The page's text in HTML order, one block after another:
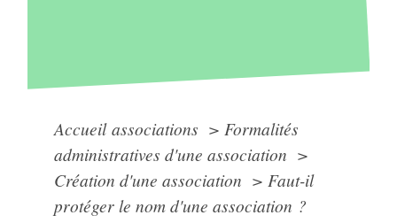
Accueil associations > Formalités
administratives d'une association >
Création d'une association > Faut-il
protéger le nom d'une association ?